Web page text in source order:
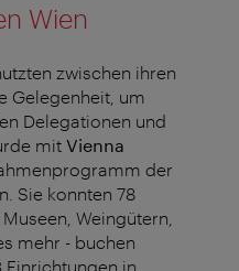
Wien
zwischen ihren
Gelegenheit, um
Delegationen und
mit Vienna
der
Sie konnten 78
Weingütern,
mehr - buchen
in